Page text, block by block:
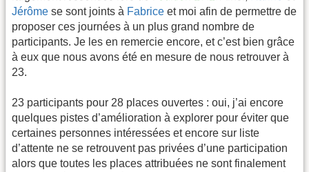
Jérôme se sont joints à Fabrice et moi afin de permettre de
proposer ces journées à un plus grand nombre de
participants. Je les en remercie encore, et c’est bien grâce
à eux que nous avons été en mesure de nous retrouver à
23.
23 participants pour 28 places ouvertes : oui, j’ai encore
quelques pistes d’amélioration à explorer pour éviter que
certaines personnes intéressées et encore sur liste
d’attente ne se retrouvent pas privées d’une participation
alors que toutes les places attribuées ne sont finalement